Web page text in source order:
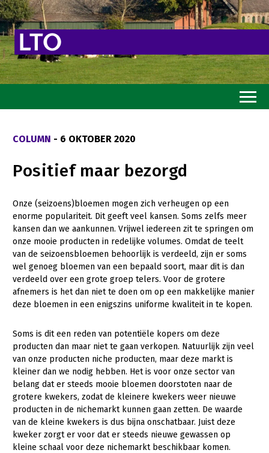
Goed eten
Mooi groen
Sterk ondernemerschap
Transitiepaden
Thema’s
Gezonde planten
Natuur, klimaat en energie
Bodem en water
Platteland en omgeving
Mens, ondernemerschap en onderwijs
Internationaal
Sectoren
COLUMN - 6 OKTOBER 2020
Positief maar bezorgd
Onze (seizoens)bloemen mogen zich verheugen op een
enorme populariteit. Dit geeft veel kansen. Soms zelfs meer
kansen dan we aankunnen. Vrijwel iedereen zit te springen om
onze mooie producten in redelijke volumes. Omdat de teelt
van de seizoensbloemen behoorlijk is verdeeld, zijn er soms
wel genoeg bloemen van een bepaald soort, maar dit is dan
verdeeld over een grote groep telers. Voor de grotere
afnemers is het dan niet te doen om op een makkelijke manier
deze bloemen in een enigszins uniforme kwaliteit in te kopen.
Soms is dit een reden van potentiële kopers om deze
producten dan maar niet te gaan verkopen. Natuurlijk zijn veel
van onze producten niche producten, maar deze markt is
kleiner dan we nodig hebben. Het is voor onze sector van
belang dat er steeds mooie bloemen doorstoten naar de
grotere kwekers, zodat de kleinere kwekers weer nieuwe
producten in de nichemarkt kunnen gaan zetten. De waarde
van de kleine kwekers is dus bijna onschatbaar. Juist deze
kweker zorgt er voor dat er steeds nieuwe gewassen op
kleine schaal voor deze nichemarkt beschikbaar komen.